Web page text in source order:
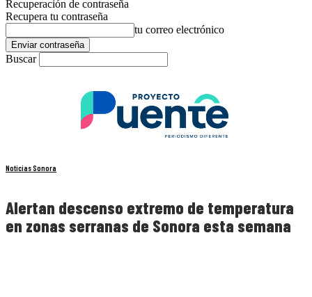
Recuperación de contraseña
Recupera tu contraseña
tu correo electrónico
Buscar
Noticias Sonora
Alertan descenso extremo de temperatura
en zonas serranas de Sonora esta semana